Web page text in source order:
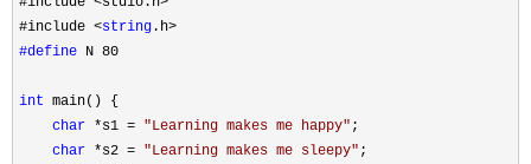
#include <string
#define N 80
int main() {
char *s1 = "Learning makes me happy" ;
char *s2 = "Learning makes me sleepy" ;